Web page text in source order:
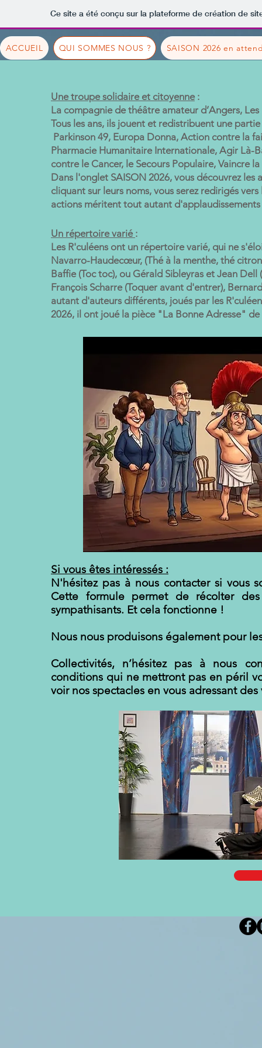
Ce site a été conçu sur la plateforme de création de
ACCUEIL QUI SOMMES NOUS ? SAISON 2026 en
Une troupe solidaire et citoyenne :
La compagnie de théâtre amateur d’Angers, Les
Tous les ans, ils jouent et redistribuent une
Parkinson 49, Europa Donna, Action contre la
Pharmacie Humanitaire Internationale, Agir Là-
contre le Cancer, le Secours Populaire, Vaincre
Dans l'onglet SAISON 2026, vous découvrez
cliquant sur leurs noms, vous serez redirigés
actions méritent tout autant d'applaudissements
Un répertoire varié :
Les R'culéens ont un répertoire varié, qui ne
Navarro-Haudecœur, (Thé à la menthe, thé
Baffie (Toc toc), ou Gérald Sibleyras et Jean
François Scharre (Toquer avant d'entrer),
autant d'auteurs différents, joués par les
2026, il ont joué la pièce "La Bonne Adresse"
Si vous êtes intéressés :
N'hésitez pas à nous contacter si vous
Cette formule permet de récolter
sympathisants. Et cela fonctionne !
Nous nous produisons également pour
Collectivités, n’hésitez pas à nous
conditions qui ne mettront pas en péril
voir nos spectacles en vous adressant des